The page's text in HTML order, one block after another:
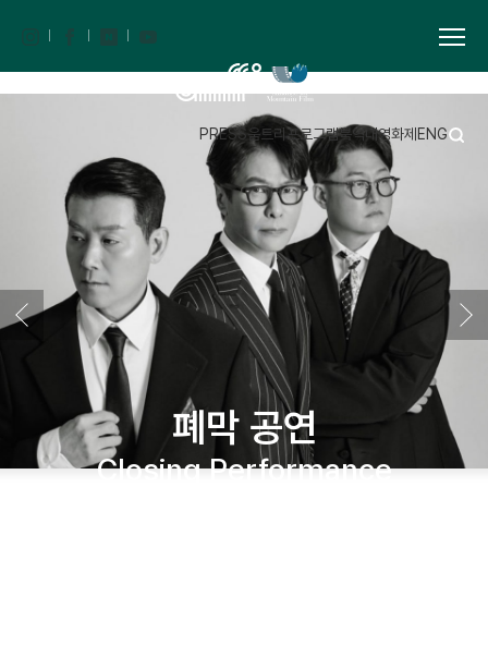
PRESS움트리프로그램북역대영화제 ENG
폐막 공연
Closing Performance